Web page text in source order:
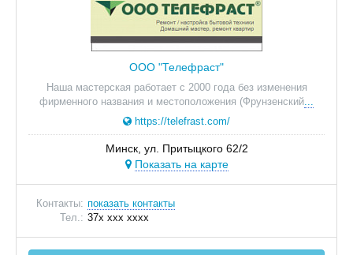
ООО "Телефраст"
Наша мастерская работает с 2000 года без изменения
фирменного названия и местоположения (Фрунзенский...
https://telefrast.com/
Минск, ул. Притыцкого 62/2
Показать на карте
Контакты: показать контакты
Тел.: 37x xxx xxxx